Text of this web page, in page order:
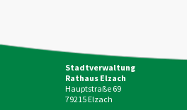
Stadtverwaltung
Rathaus Elzach
Hauptstraße 69
79215Elzach